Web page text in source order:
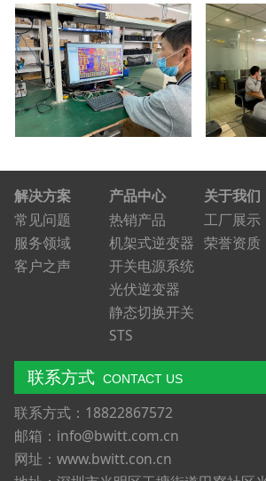
解决方案
常见问题
服务领域
客户之声
产品中心
热销产品
机架式逆变器
开关电源系统
光伏逆变器
静态切换开关
STS
关于我们
工厂展示
荣誉资质
联系方式 CONTACT US
联系方式：18822867572
邮箱：info@bwitt.com.cn
网址：www.bwitt.con.cn